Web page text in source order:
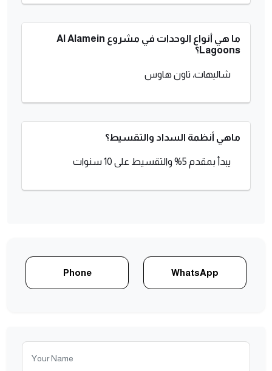
ما هي أنواع الوحدات في مشروع Al Alamein
Lagoons؟
شاليهات، تاون هاوس
ماهي أنظمة السداد والتقسيط؟
يبدأ بمقدم 5% والتقسيط على 10 سنوات
WhatsApp
Phone